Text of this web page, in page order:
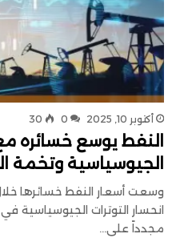
أكتوبر 10, 2025 0
30
النفط يوسع خسائره
الجيوسياسية وتخمة
وسعت أسعار النفط خسائرها
انحسار التوترات الجيوسياسية في
مجدداً على…